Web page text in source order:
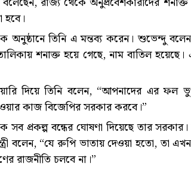
হবে।
তিনি এ মন্তব্য করেন। শুভেন্দু
শনাক্ত হয়ে গেছে, নাম বাতিল হয়েছে।
দিয়ে তিনি বলেন, “আপনাদের এর ফল
কাজ বিজেপির সরকার করবে।”
সব প্রকল্প বন্ধের ঘোষণা দিয়েছে তার
বলেন, “যে রুপি ভাতায় দেওয়া হতো, তা
রাজনীতি চলবে না।”